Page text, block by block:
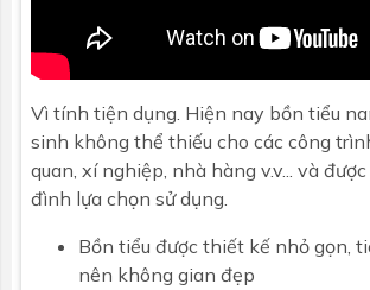
Vì tính tiện dụng. Hiện nay bồn tiểu
sinh không thể thiếu cho các công
quan, xí nghiệp, nhà hàng v.v... và
đình lựa chọn sử dụng.
Bồn tiểu được thiết kế nhỏ gọn,
nên không gian đẹp